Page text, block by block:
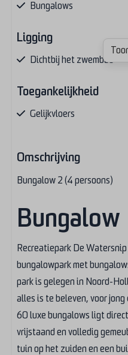
Bungalows
Ligging
Dichtbij het zwembad
Toegankelijkheid
Gelijkvloers
Vaatwasser
Koelkast: Met vriesvak
Slaapkamer
Dekbedden en kussens
Onderste bed ook uit te
bovenste gedeelde niet
Stapelbed: 1
Tweepersoonsbed: 1
Omschrijving
Bungalow 2 (4 persoons)
Bungalow
Recreatiepark De
bungalowpark met
park is gelegen in Noord-
alles is te beleven, voor
60 luxe bungalows ligt
vrijstaand en volledig
tuin op het zuiden en een